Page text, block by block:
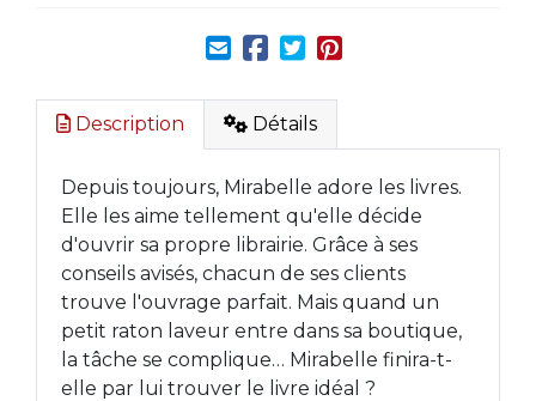
Description Détails
Depuis toujours, Mirabelle adore les livres.
Elle les aime tellement qu'elle décide
d'ouvrir sa propre librairie. Grâce à ses
conseils avisés, chacun de ses clients
trouve l'ouvrage parfait. Mais quand un
petit raton laveur entre dans sa boutique,
la tâche se complique… Mirabelle finira-t-
elle par lui trouver le livre idéal ?